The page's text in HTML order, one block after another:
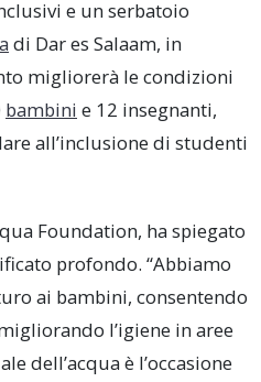
e un serbatoio
di Dar es Salaam, in
migliorerà le condizioni
bambini e 12 insegnanti,
all’inclusione di studenti
Foundation, ha spiegato
profondo. “Abbiamo
ai bambini, consentendo
l’igiene in aree
dell’acqua è l’occasione